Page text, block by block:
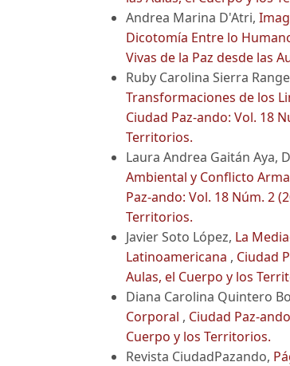
Andrea Marina D'Atri,
Dicotomía Entre lo
Vivas de la Paz desde las
Ruby Carolina Sierra
Transformaciones de los
Ciudad Paz-ando: Vol. 18
Territorios.
Laura Andrea Gaitán Aya,
Ambiental y Conflicto
Paz-ando: Vol. 18 Núm. 2
Territorios.
Javier Soto López, La
Latinoamericana , Ciudad
Aulas, el Cuerpo y los
Diana Carolina Quintero
Corporal , Ciudad Paz-
Cuerpo y los Territorios.
Revista CiudadPazando,